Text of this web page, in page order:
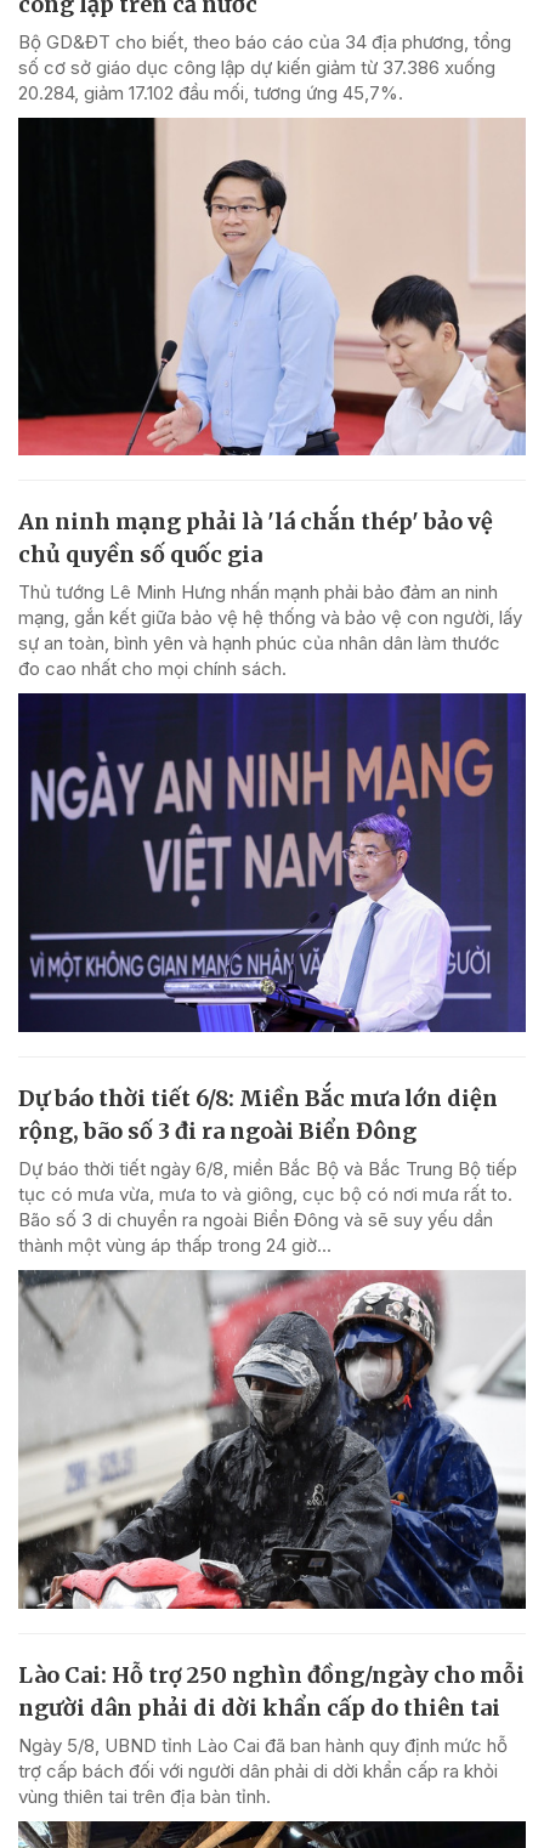
Bộ GD&ĐT cho biết, theo báo cáo của 34 địa phương, tổng
số cơ sở giáo dục công lập dự kiến giảm từ 37.386 xuống
20.284, giảm 17.102 đầu mối, tương ứng 45,7%.
An ninh mạng phải là 'lá chắn thép' bảo vệ
chủ quyền số quốc gia
Thủ tướng Lê Minh Hưng nhấn mạnh phải bảo đảm an ninh
mạng, gắn kết giữa bảo vệ hệ thống và bảo vệ con người, lấy
sự an toàn, bình yên và hạnh phúc của nhân dân làm thước
đo cao nhất cho mọi chính sách.
Dự báo thời tiết 6/8: Miền Bắc mưa lớn diện
rộng, bão số 3 đi ra ngoài Biển Đông
Dự báo thời tiết ngày 6/8, miền Bắc Bộ và Bắc Trung Bộ tiếp
tục có mưa vừa, mưa to và giông, cục bộ có nơi mưa rất to.
Bão số 3 di chuyển ra ngoài Biển Đông và sẽ suy yếu dần
thành một vùng áp thấp trong 24 giờ...
Lào Cai: Hỗ trợ 250 nghìn đồng/ngày cho mỗi
người dân phải di dời khẩn cấp do thiên tai
Ngày 5/8, UBND tỉnh Lào Cai đã ban hành quy định mức hỗ
trợ cấp bách đối với người dân phải di dời khẩn cấp ra khỏi
vùng thiên tai trên địa bàn tỉnh.